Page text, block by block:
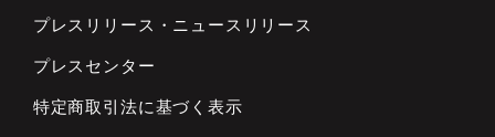
プレスリリース・ ニュースリリース
プレスセンター
特定商取引法に基づく表示